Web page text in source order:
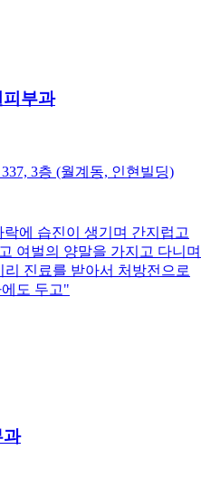
피부과
3층 (월계동, 인현빌딩)
에 습진이 생기며 간지럽고
여벌의 양말을 가지고 다니며
진료를 받아서 처방전으로
도 두고"
과